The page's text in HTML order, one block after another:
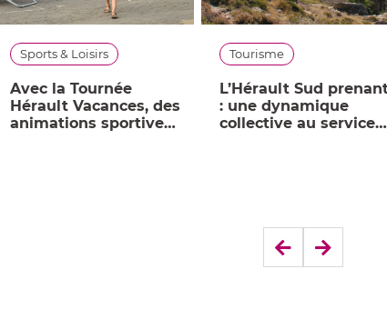
Avec la Tournée
Hérault Vacances, des
animations sportives
Sports & Loisirs
L’Hérault Sud
: une dynamique
collective au service
Tourisme
Précédent
Suivant